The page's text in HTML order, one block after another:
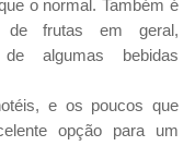
o normal. Também é
de frutas em geral,
algumas bebidas
e os poucos que
opção para um